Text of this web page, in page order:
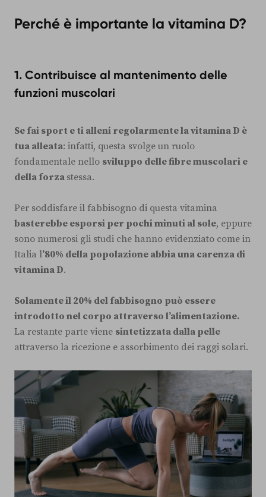
Perché è importante la vitamina D?
1. Contribuisce al mantenimento delle
funzioni muscolari
Se fai sport e ti alleni regolarmente la vitamina D è
tua alleata: infatti, questa svolge un ruolo
fondamentale nello sviluppo delle fibre muscolari e
della forza stessa.
Per soddisfare il fabbisogno di questa vitamina
basterebbe esporsi per pochi minuti al sole, eppure
sono numerosi gli studi che hanno evidenziato come in
Italia l’80% della popolazione abbia una carenza di
vitamina D.
Solamente il 20% del fabbisogno può essere
introdotto nel corpo attraverso l’alimentazione.
La restante parte viene sintetizzata dalla pelle
attraverso la ricezione e assorbimento dei raggi solari.